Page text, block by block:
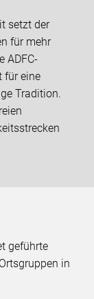
setzt der
für mehr
ADFC-
für eine
Tradition.
geführte
in